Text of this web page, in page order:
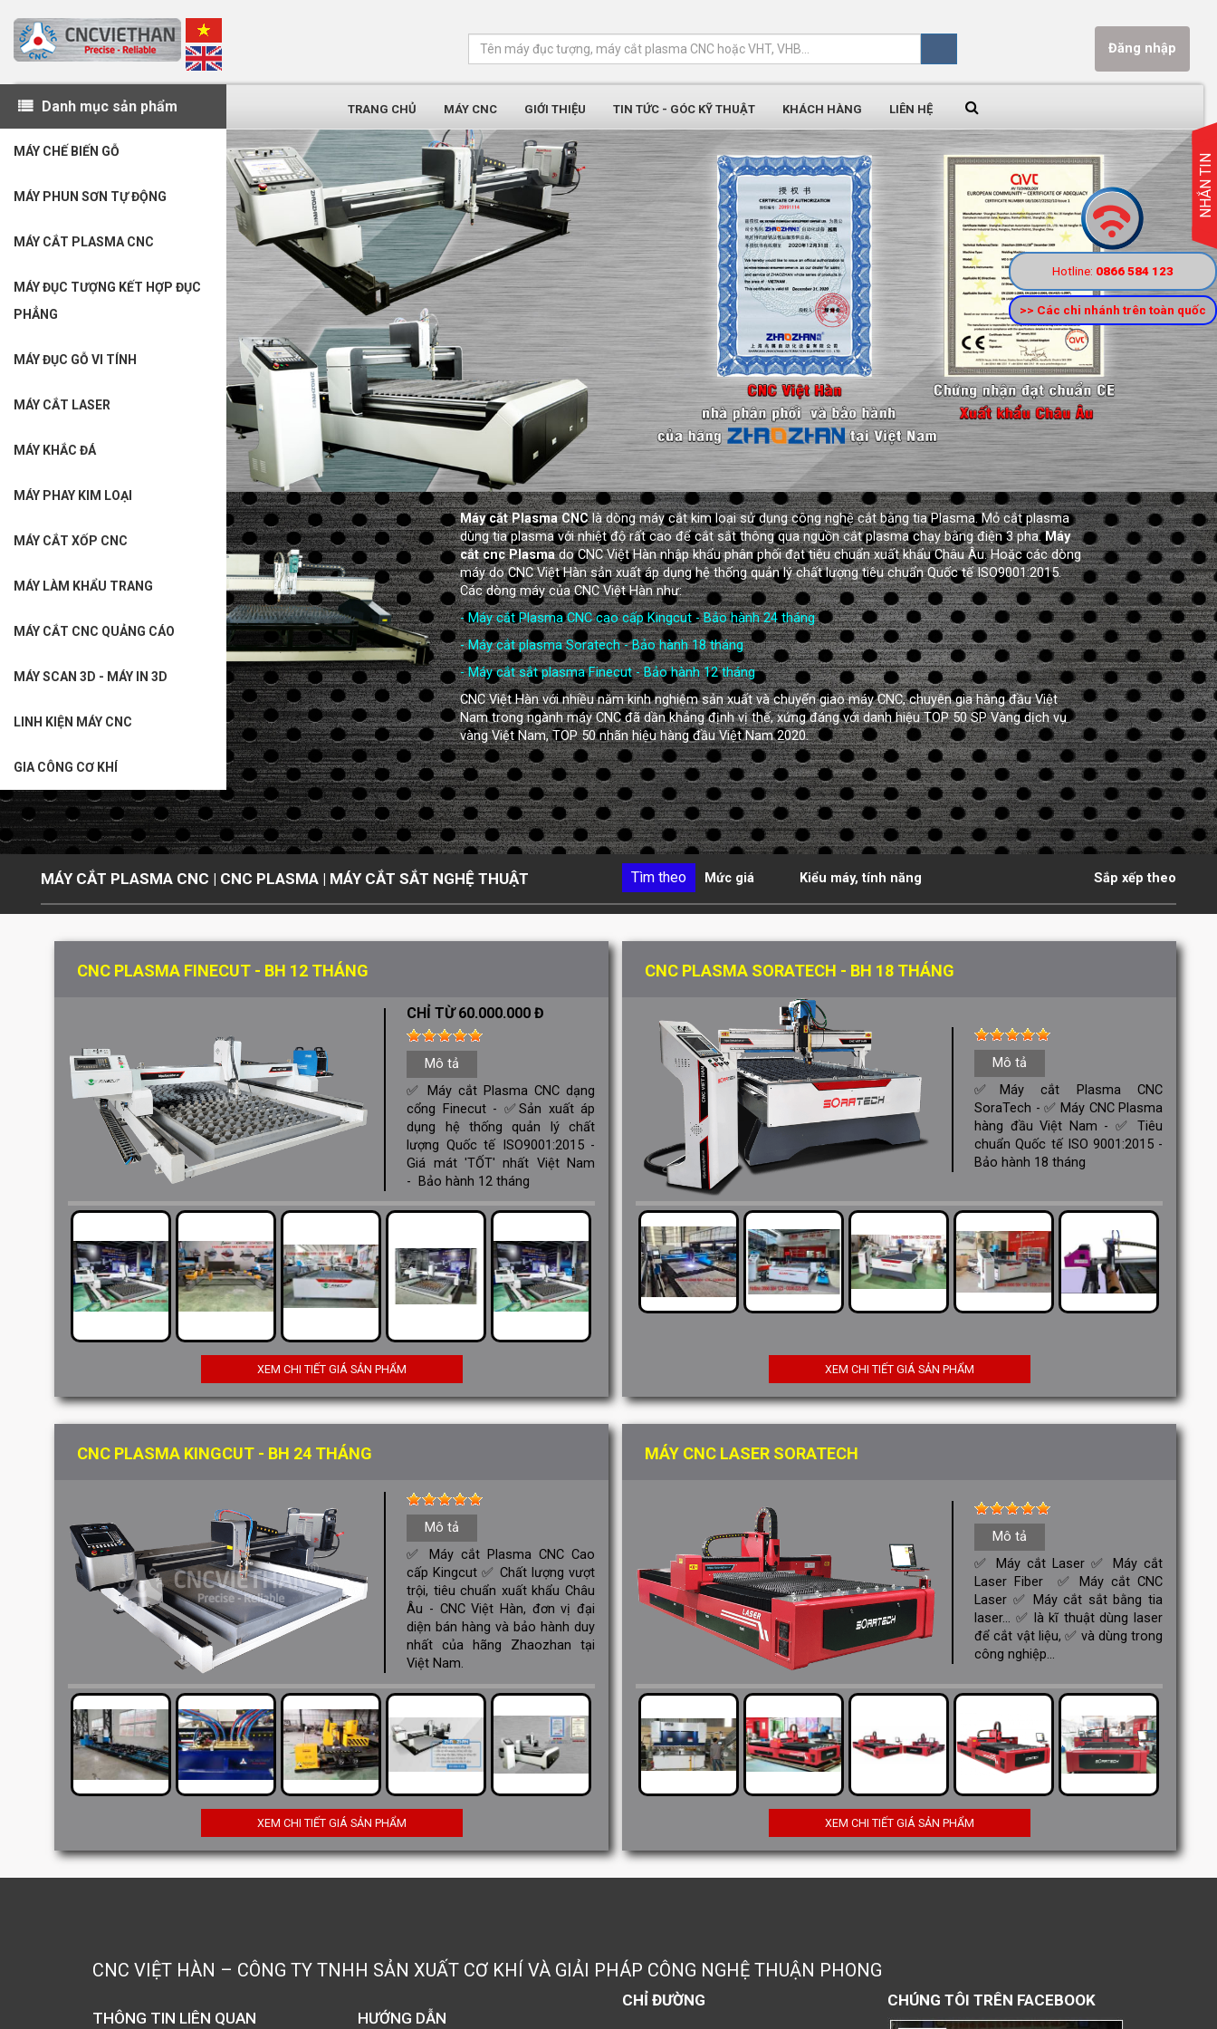
đến
dung
Đăng nhập
Danh mục sản phẩm
MÁY CHẾ BIẾN GỖ
MÁY PHUN SƠN TỰ ĐỘNG
MÁY CẮT PLASMA CNC
MÁY ĐỤC TƯỢNG KẾT HỢP ĐỤC
PHẲNG
MÁY ĐỤC GỖ VI TÍNH
MÁY CẮT LASER
MÁY KHẮC ĐÁ
MÁY PHAY KIM LOẠI
MÁY CẮT XỐP CNC
MÁY LÀM KHẨU TRANG
MÁY CẮT CNC QUẢNG CÁO
MÁY SCAN 3D - MÁY IN 3D
LINH KIỆN MÁY CNC
GIA CÔNG CƠ KHÍ
TRANG CHỦ MÁY CNC GIỚI THIỆU TIN TỨC - GÓC KỸ THUẬT KHÁCH HÀNG LIÊN HỆ
Hotline: 0866 584 123
>> Các chi nhánh trên toàn quốc
NHẮN TIN
Máy cắt Plasma CNClà dòng máy cắt kim loại sử dụng công nghệ cắt bằng tia Plasma. Mỏ cắt plasma
dùng tia plasma với nhiệt độ rất cao để cắt sắt thông qua nguồn cắt plasma chạy bằng điện 3 pha.Máy
cắt cnc Plasmado CNC Việt Hàn nhập khẩu phân phối đạt tiêu chuẩn xuất khẩu Châu Âu. Hoặc các dòng
máy do CNC Việt Hàn sản xuất áp dụng hệ thống quản lý chất lượng tiêu chuẩn Quốc tế ISO9001:2015.
Các dòng máy của CNC Việt Hàn như:
- Máy cắt Plasma CNC cao cấp Kingcut - Bảo hành 24 tháng
- Máy cắt plasma Soratech - Bảo hành 18 tháng
- Máy cắt sắt plasma Finecut - Bảo hành 12 tháng
CNC Việt Hàn với nhiều năm kinh nghiệm sản xuất và chuyển giao máy CNC, chuyên gia hàng đầu Việt
Nam trong ngành máy CNC đã dần khẳng định vị thế, xứng đáng với danh hiệu TOP 50 SP Vàng dịch vụ
vàng Việt Nam, TOP 50 nhãn hiệu hàng đầu Việt Nam 2020.
MÁY CẮT PLASMA CNC | CNC PLASMA | MÁY CẮT SẮT NGHỆ THUẬT Tìm theo Mức giá Kiểu máy, tính năng Sắp xếp theo
CNC PLASMA FINECUT - BH 12 THÁNG
CHỈ TỪ 60.000.000 Đ
Mô tả
✅ Máy cắt Plasma CNC dạng
cổng Finecut - ✅Sản xuất áp
dụng hệ thống quản lý chất
lượng Quốc tế ISO9001:2015 -
Giá mát 'TỐT' nhất Việt Nam
- Bảo hành 12 tháng
XEM CHI TIẾT GIÁ SẢN PHẨM
CNC PLASMA SORATECH - BH 18 THÁNG
Mô tả
✅Máy cắt Plasma CNC
SoraTech - ✅ Máy CNC Plasma
hàng đầu Việt Nam - ✅ Tiêu
chuẩn Quốc tế ISO 9001:2015 -
Bảo hành 18 tháng
XEM CHI TIẾT GIÁ SẢN PHẨM
CNC PLASMA KINGCUT - BH 24 THÁNG
Mô tả
✅ Máy cắt Plasma CNC Cao
cấp Kingcut ✅ Chất lượng vượt
trội, tiêu chuẩn xuất khẩu Châu
Âu - CNC Việt Hàn, đơn vị đại
diện bán hàng và bảo hành duy
nhất của hãng Zhaozhan tại
Việt Nam.
XEM CHI TIẾT GIÁ SẢN PHẨM
MÁY CNC LASER SORATECH
Mô tả
✅ Máy cắt Laser ✅ Máy cắt
Laser Fiber ✅ Máy cắt CNC
Laser ✅ Máy cắt sắt bằng tia
laser... ✅ là kĩ thuật dùng laser
để cắt vật liệu, ✅ và dùng trong
công nghiệp...
XEM CHI TIẾT GIÁ SẢN PHẨM
CNC VIỆT HÀN – CÔNG TY TNHH SẢN XUẤT CƠ KHÍ VÀ GIẢI PHÁP CÔNG NGHỆ THUẬN PHONG
THÔNG TIN LIÊN QUAN HƯỚNG DẪN
CHỈ ĐƯỜNG CHÚNG TÔI TRÊN FACEBOOK